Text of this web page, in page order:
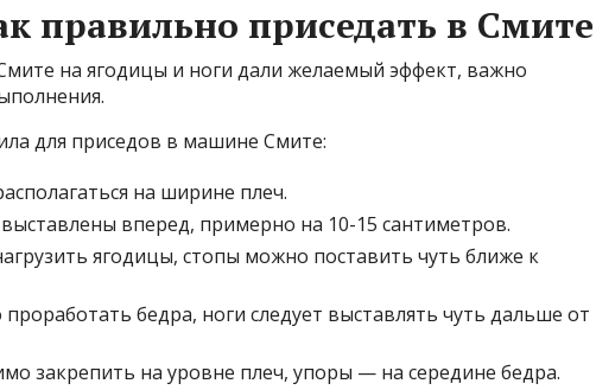
правильно приседать в Смите
на ягодицы и ноги дали желаемый эффект, важно
для приседов в машине Смите:
на ширине плеч.
вперед, примерно на 10-15 сантиметров.
ягодицы, стопы можно поставить чуть ближе к
бедра, ноги следует выставлять чуть дальше от
закрепить на уровне плеч, упоры — на середине бедра.